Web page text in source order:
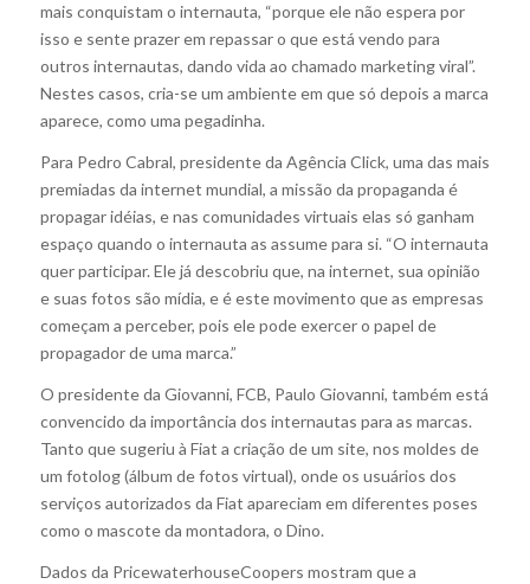
mais conquistam o internauta, “porque ele não espera por
isso e sente prazer em repassar o que está vendo para
outros internautas, dando vida ao chamado marketing viral”.
Nestes casos, cria-se um ambiente em que só depois a marca
aparece, como uma pegadinha.
Para Pedro Cabral, presidente da Agência Click, uma das mais
premiadas da internet mundial, a missão da propaganda é
propagar idéias, e nas comunidades virtuais elas só ganham
espaço quando o internauta as assume para si. “O internauta
quer participar. Ele já descobriu que, na internet, sua opinião
e suas fotos são mídia, e é este movimento que as empresas
começam a perceber, pois ele pode exercer o papel de
propagador de uma marca.”
O presidente da Giovanni, FCB, Paulo Giovanni, também está
convencido da importância dos internautas para as marcas.
Tanto que sugeriu à Fiat a criação de um site, nos moldes de
um fotolog (álbum de fotos virtual), onde os usuários dos
serviços autorizados da Fiat apareciam em diferentes poses
como o mascote da montadora, o Dino.
Dados da PricewaterhouseCoopers mostram que a